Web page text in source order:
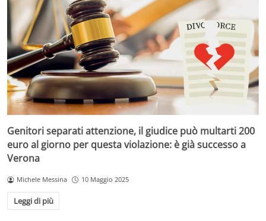
Genitori separati attenzione, il giudice può multarti 200
euro al giorno per questa violazione: è già successo a
Verona
Michele Messina 10 Maggio 2025
Leggi di più